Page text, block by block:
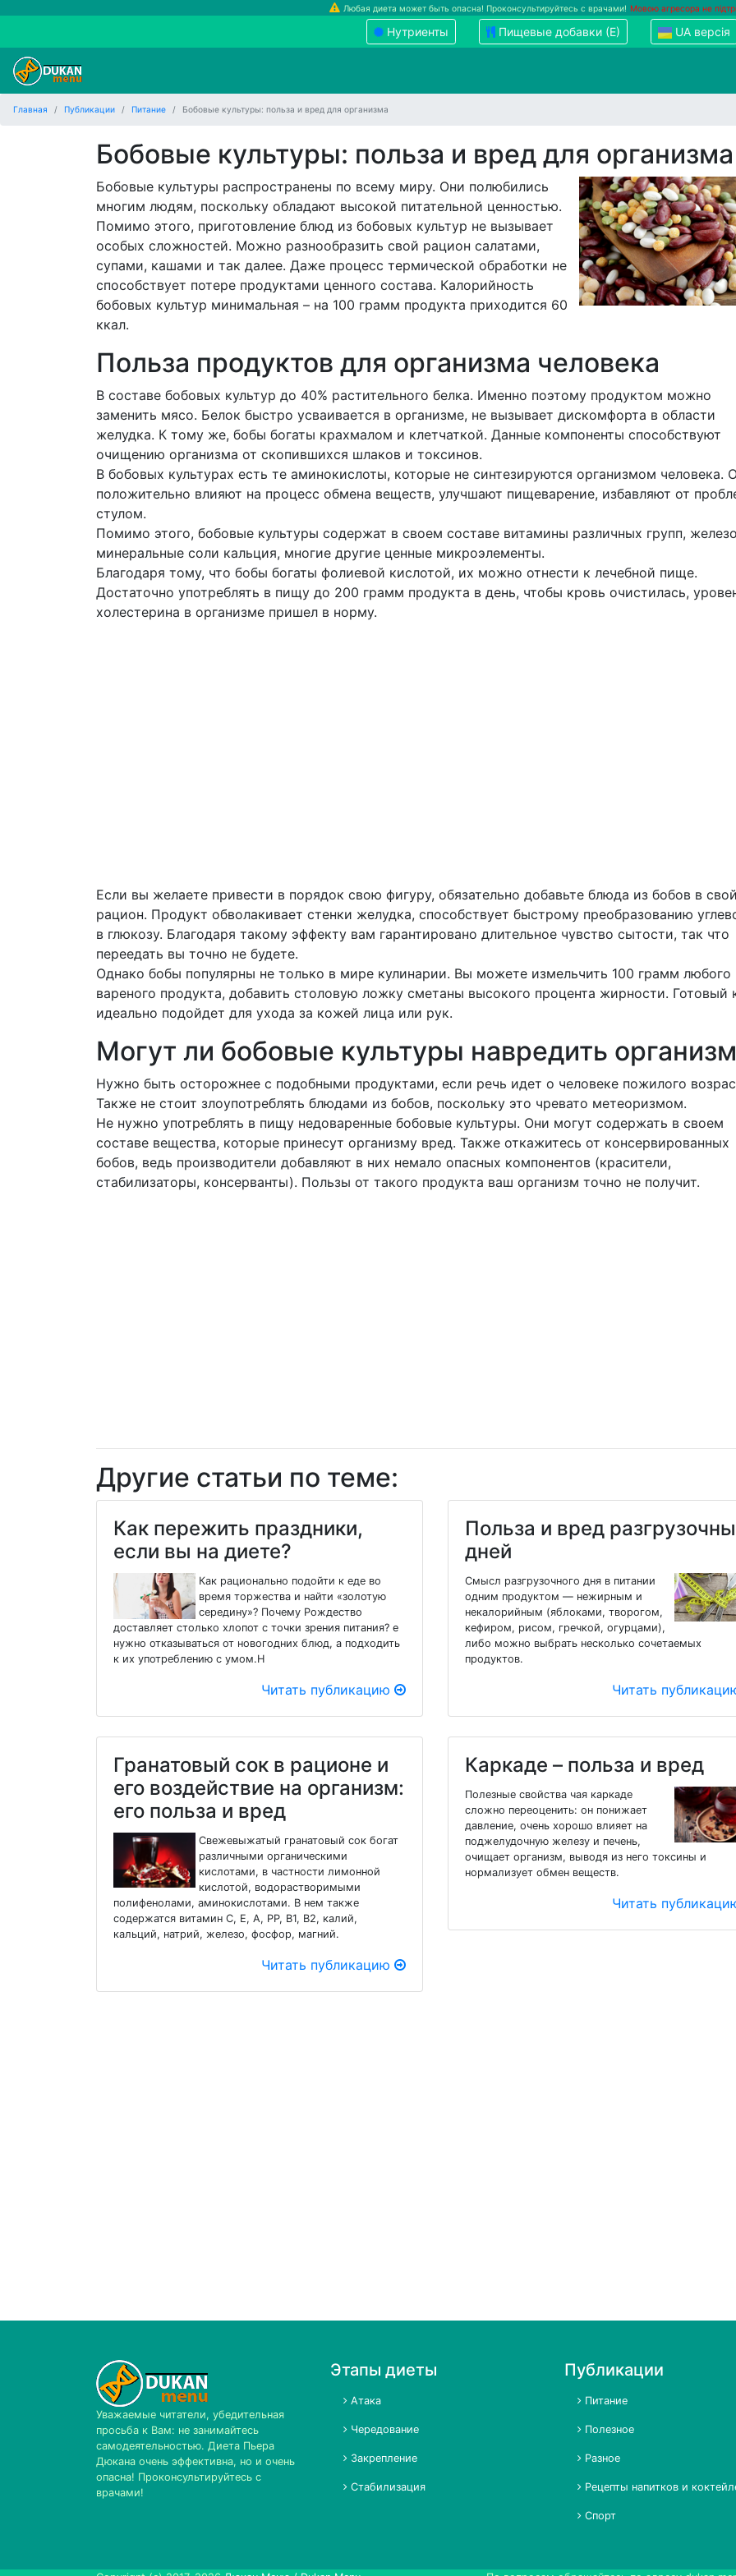
Любая диета может быть опасна! Проконсультируйтесь с врачами! Мовою агресора не
Нутриенты Пищевые добавки (Е) UA версія
Главная Публикации Питание Бобовые культуры: польза и вред для организма
Бобовые культуры: польза и вред для организма
Бобовые культуры распространены по всему миру. Они полюбились
многим людям, поскольку обладают высокой питательной ценностью.
Помимо этого, приготовление блюд из бобовых культур не вызывает
особых сложностей. Можно разнообразить свой рацион салатами,
супами, кашами и так далее. Даже процесс термической обработки не
способствует потере продуктами ценного состава. Калорийность
бобовых культур минимальная – на 100 грамм продукта приходится 60
ккал.
Польза продуктов для организма человека
В составе бобовых культур до 40% растительного белка. Именно поэтому продуктом можно
заменить мясо. Белок быстро усваивается в организме, не вызывает дискомфорта в области
желудка. К тому же, бобы богаты крахмалом и клетчаткой. Данные компоненты способствуют
очищению организма от скопившихся шлаков и токсинов.
В бобовых культурах есть те аминокислоты, которые не синтезируются организмом человека.
положительно влияют на процесс обмена веществ, улучшают пищеварение, избавляют от
стулом.
Помимо этого, бобовые культуры содержат в своем составе витамины различных групп,
минеральные соли кальция, многие другие ценные микроэлементы.
Благодаря тому, что бобы богаты фолиевой кислотой, их можно отнести к лечебной пище.
Достаточно употреблять в пищу до 200 грамм продукта в день, чтобы кровь очистилась,
холестерина в организме пришел в норму.
Если вы желаете привести в порядок свою фигуру, обязательно добавьте блюда из бобов в
рацион. Продукт обволакивает стенки желудка, способствует быстрому преобразованию
в глюкозу. Благодаря такому эффекту вам гарантировано длительное чувство сытости, так что
переедать вы точно не будете.
Однако бобы популярны не только в мире кулинарии. Вы можете измельчить 100 грамм любого
вареного продукта, добавить столовую ложку сметаны высокого процента жирности. Готовый
идеально подойдет для ухода за кожей лица или рук.
Могут ли бобовые культуры навредить
Нужно быть осторожнее с подобными продуктами, если речь идет о человеке пожилого
Также не стоит злоупотреблять блюдами из бобов, поскольку это чревато метеоризмом.
Не нужно употреблять в пищу недоваренные бобовые культуры. Они могут содержать в своем
составе вещества, которые принесут организму вред. Также откажитесь от консервированных
бобов, ведь производители добавляют в них немало опасных компонентов (красители,
стабилизаторы, консерванты). Пользы от такого продукта ваш организм точно не получит.
Другие статьи по теме:
Как пережить праздники,
если вы на диете?
Как рационально подойти к еде во
время торжества и найти «золотую
середину»? Почему Рождество
доставляет столько хлопот с точки зрения питания? е
нужно отказываться от новогодних блюд, а подходить
к их употреблению с умом.Н
Читать публикацию
Польза и вред
дней
Смысл разгрузочного дня в питании
одним продуктом — нежирным и
некалорийным (яблоками, творогом,
кефиром, рисом, гречкой, огурцами),
либо можно выбрать несколько сочетаемых
продуктов.
Читать
Гранатовый сок в рационе и
его воздействие на организм:
его польза и вред
Свежевыжатый гранатовый сок богат
различными органическими
кислотами, в частности лимонной
кислотой, водорастворимыми
полифенолами, аминокислотами. В нем также
содержатся витамин С, Е, А, PP, В1, В2, калий,
кальций, натрий, железо, фосфор, магний.
Читать публикацию
Каркаде – польза и вред
Полезные свойства чая каркаде
сложно переоценить: он понижает
давление, очень хорошо влияет на
поджелудочную железу и печень,
очищает организм, выводя из него токсины и
нормализует обмен веществ.
Читать
Уважаемые читатели, убедительная
просьба к Вам: не занимайтесь
самодеятельностью. Диета Пьера
Дюкана очень эффективна, но и очень
опасна! Проконсультируйтесь с
врачами!
Этапы диеты
Атака
Чередование
Закрепление
Стабилизация
Публикации
Питание
Полезное
Разное
Рецепты напитков и
Спорт